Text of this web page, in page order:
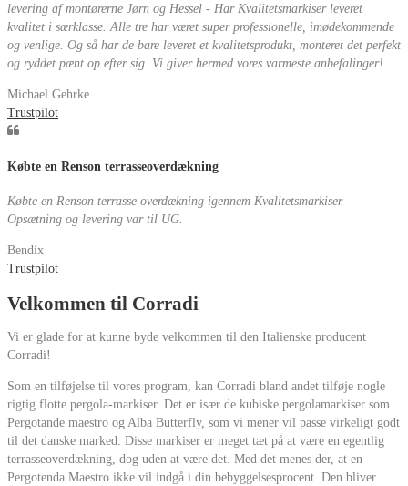
levering af montørerne Jørn og Hessel - Har Kvalitetsmarkiser leveret
kvalitet i særklasse. Alle tre har været super professionelle, imødekommende
og venlige. Og så har de bare leveret et kvalitetsprodukt, monteret det perfekt
og ryddet pænt op efter sig. Vi giver hermed vores varmeste anbefalinger!
Michael Gehrke
Trustpilot
Købte en Renson terrasseoverdækning
Købte en Renson terrasse overdækning igennem Kvalitetsmarkiser.
Opsætning og levering var til UG.
Bendix
Trustpilot
Velkommen til Corradi
Vi er glade for at kunne byde velkommen til den Italienske producent
Corradi!
Som en tilføjelse til vores program, kan Corradi bland andet tilføje nogle
rigtig flotte pergola-markiser. Det er især de kubiske pergolamarkiser som
Pergotande maestro og Alba Butterfly, som vi mener vil passe virkeligt godt
til det danske marked. Disse markiser er meget tæt på at være en egentlig
terrasseoverdækning, dog uden at være det. Med det menes der, at en
Pergotenda Maestro ikke vil indgå i din bebyggelsesprocent. Den bliver